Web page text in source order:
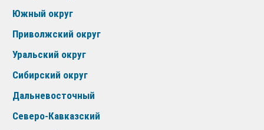
Южный округ
Приволжский округ
Уральский округ
Сибирский округ
Дальневосточный
Северо-Кавказский